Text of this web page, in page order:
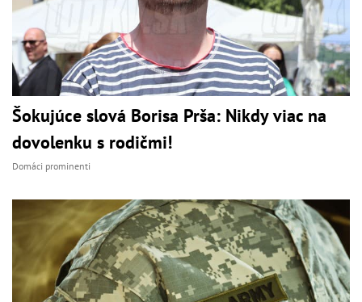
Šokujúce slová Borisa Prša: Nikdy viac na
dovolenku s rodičmi!
Domáci prominenti